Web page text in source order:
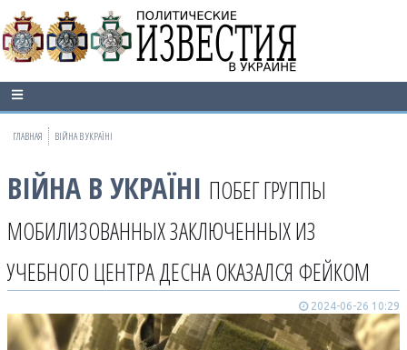
ГЛАВНАЯ ВІЙНА В УКРАЇНІ
ВІЙНА В УКРАЇНІ ПОБЕГ ГРУППЫ
МОБИЛИЗОВАННЫХ ЗАКЛЮЧЕННЫХ ИЗ
УЧЕБНОГО ЦЕНТРА ДЕСНА ОКАЗАЛСЯ ФЕЙКОМ
2024-06-26 10:29